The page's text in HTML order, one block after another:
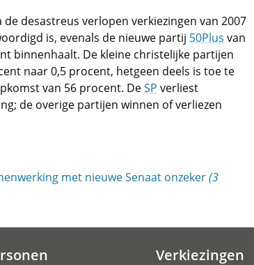
de desastreus verlopen verkiezingen van 2007
is, evenals de nieuwe partij 50Plus van
binnenhaalt. De kleine christelijke partijen
naar 0,5 procent, hetgeen deels is toe te
van 56 procent. DeSP verliest
de overige partijen winnen of verliezen
met nieuwe Senaat onzeker(3
Verkiezingen